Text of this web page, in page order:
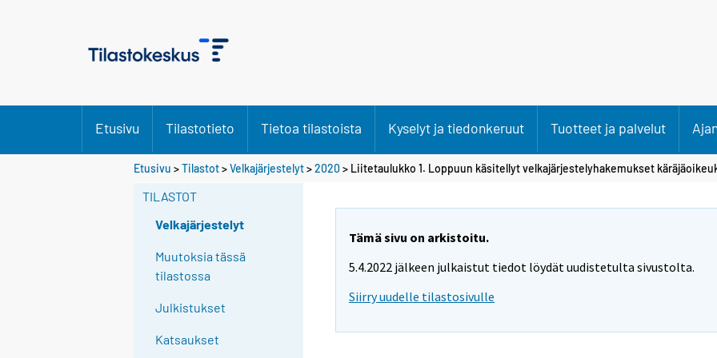
Etusivu Tilastotieto Tietoa tilastoista Kyselyt ja tiedonkeruut Tuotteet ja palvelut
Etusivu >Tilastot>Velkajärjestelyt>2020 > Liitetaulukko 1. Loppuun käsitellyt velkajärjestelyhakemukset
TILASTOT
Velkajärjestelyt
Muutoksia tässä
tilastossa
Julkistukset
Katsaukset
Tämä sivu on arkistoitu.
5.4.2022 jälkeen julkaistut tiedot löydät uudistetulta sivustolta.
Siirry uudelle tilastosivulle